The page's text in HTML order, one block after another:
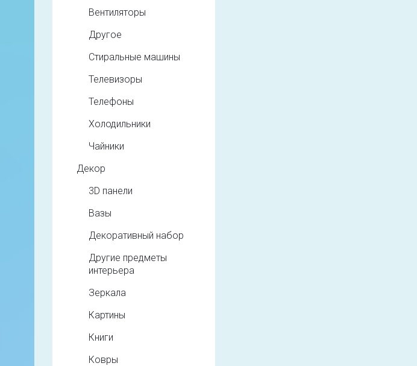
Вентиляторы
Другое
Стиральные машины
Телевизоры
Телефоны
Холодильники
Чайники
Декор
3D панели
Вазы
Декоративный набор
Другие предметы
интерьера
Зеркала
Картины
Книги
Ковры